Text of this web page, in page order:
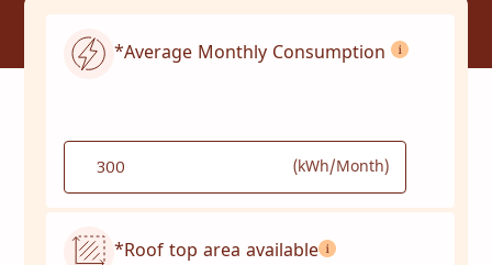
*Average Monthly Consumption
(kWh/Month)
*Roof top area available